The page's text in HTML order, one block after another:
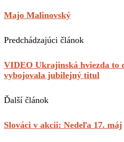
Majo Malinovský
Predchádzajúci článok
VIDEO Ukrajinská hviezda to
vybojovala jubilejný titul
Ďalší článok
Slováci v akcii: Nedeľa 17. máj